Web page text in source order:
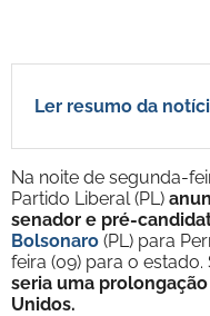
Ler resumo da
Na noite de segunda-
Partido Liberal (PL)
senador e pré-
Bolsonaro (PL) para
feira (09) para o
seria uma
Unidos.